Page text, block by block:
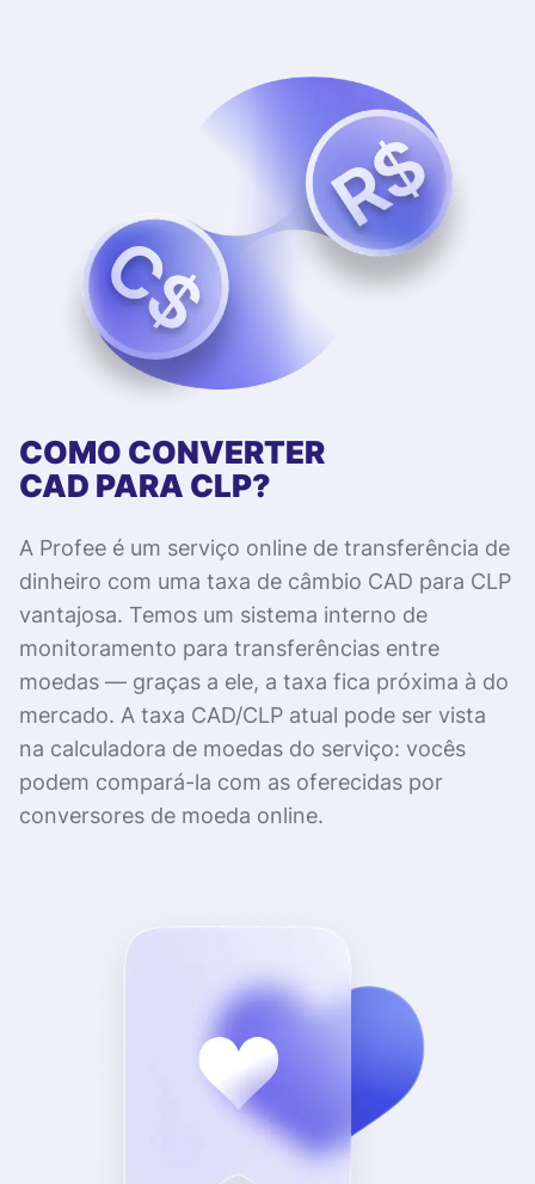
COMO CONVERTER
CAD PARA CLP?
A Profee é um serviço online de transferência de
dinheiro com uma taxa de câmbio CAD para CLP
vantajosa. Temos um sistema interno de
monitoramento para transferências entre
moedas — graças a ele, a taxa fica próxima à do
mercado. A taxa CAD/CLP atual pode ser vista
na calculadora de moedas do serviço: vocês
podem compará-la com as oferecidas por
conversores de moeda online.